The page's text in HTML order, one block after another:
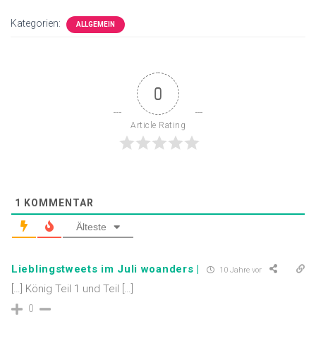
Kategorien: ALLGEMEIN
0
Article Rating
1 KOMMENTAR
Älteste
Lieblingstweets im Juli woanders | 10 Jahre vor
[…] König Teil 1 und Teil […]
0